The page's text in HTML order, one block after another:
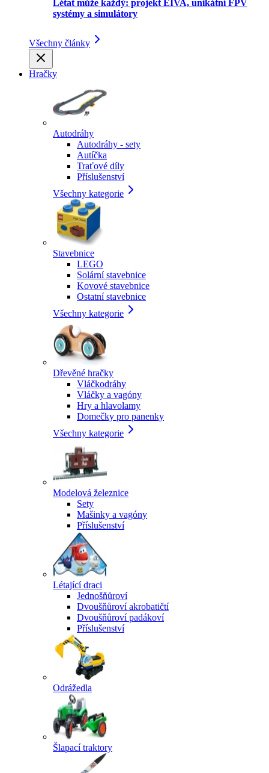
Létat může každý: projekt EIVA, unikátní FPV
systémy a simulátory
Všechny články
Hračky
Autodráhy
Autodráhy - sety
Autíčka
Traťové díly
Příslušenství
Všechny kategorie
Stavebnice
LEGO
Solární stavebnice
Kovové stavebnice
Ostatní stavebnice
Všechny kategorie
Dřevěné hračky
Vláčkodráhy
Vláčky a vagóny
Hry a hlavolamy
Domečky pro panenky
Všechny kategorie
Modelová železnice
Sety
Mašinky a vagóny
Příslušenství
Létající draci
Jednošňůroví
Dvoušňůroví akrobatičtí
Dvoušňůroví padákoví
Příslušenství
Odrážedla
Šlapací traktory